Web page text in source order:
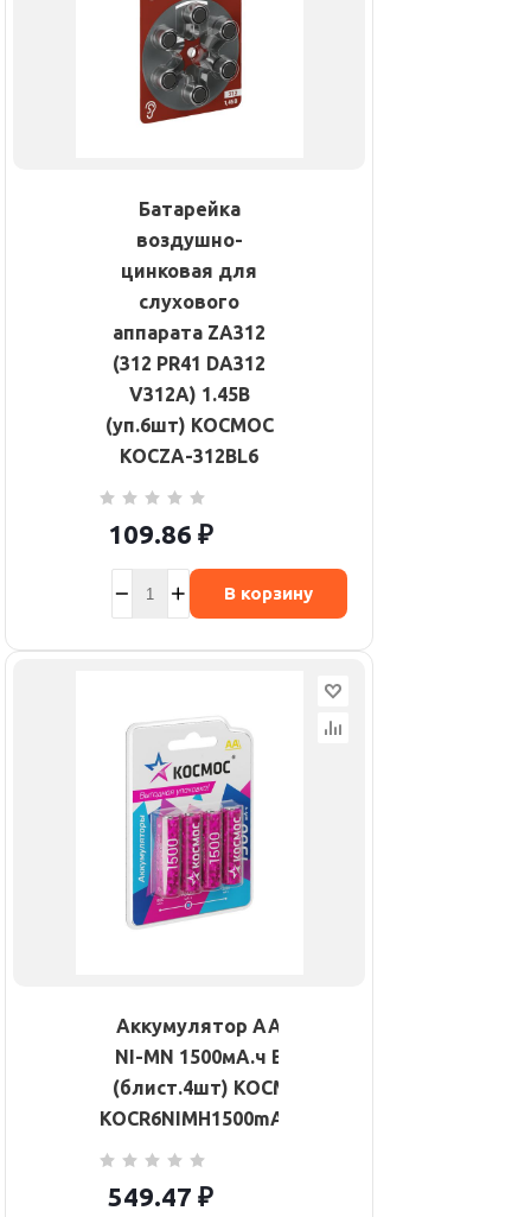
Батарейка
воздушно-
цинковая для
слухового
аппарата ZA312
(312 PR41 DA312
V312A) 1.45В
(уп.6шт) КОСМОС
KOCZA-312BL6
109.86 ₽
В корзину
Аккумулятор AA/R6
NI-MN 1500мА.ч BP-4
(блист.4шт) КОСМОС
KOCR6NIMH1500mAh4BL
549.47 ₽